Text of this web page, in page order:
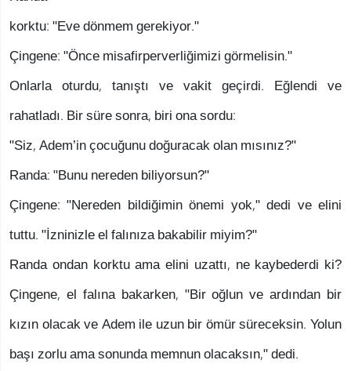
korktu: "Eve dönmem gerekiyor."
Çingene: "Önce misafirperverliğimizi görmelisin."
Onlarla oturdu, tanıştı ve vakit geçirdi. Eğlendi ve
rahatladı. Bir süre sonra, biri ona sordu:
"Siz, Adem’in çocuğunu doğuracak olan mısınız?"
Randa: "Bunu nereden biliyorsun?"
Çingene: "Nereden bildiğimin önemi yok," dedi ve elini
tuttu. "İzninizle el falınıza bakabilir miyim?"
Randa ondan korktu ama elini uzattı, ne kaybederdi ki?
Çingene, el falına bakarken, "Bir oğlun ve ardından bir
kızın olacak ve Adem ile uzun bir ömür süreceksin. Yolun
başı zorlu ama sonunda memnun olacaksın," dedi.